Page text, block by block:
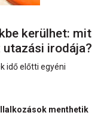
kerülhet: mit
utazási irodája?
idő előtti egyéni
menthetik